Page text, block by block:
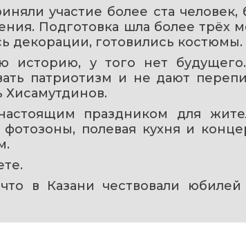
участие более ста
Подготовка шла более трёх
декорации, готовились костюмы.
историю, у того нет
патриотизм и не дают
Хисамутдинов.
настоящим праздником для
фотозоны, полевая кухня и
в Казани чествовали